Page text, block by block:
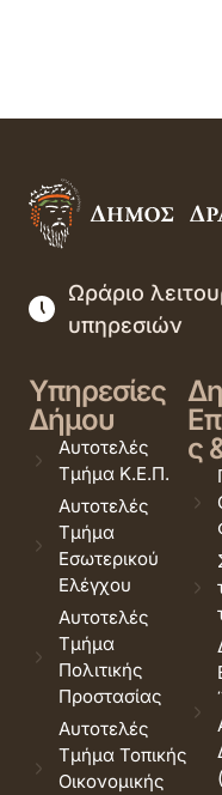
Ωράριο
υπηρεσιών
Υπηρεσίες
Δήμου
Αυτοτελές
Τμήμα Κ.Ε.Π.
Αυτοτελές
Τμήμα
Εσωτερικού
Ελέγχου
Αυτοτελές
Τμήμα
Πολιτικής
Προστασίας
Αυτοτελές
Τμήμα Τοπικής
Οικονομικής
ς